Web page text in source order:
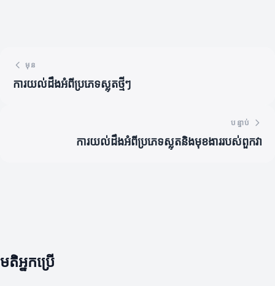
មុន
ការយល់ដឹងអំពីប្រភេទស្លុតថ្មីៗ
បន្ទាប់
ការយល់ដឹងអំពីប្រភេទស្លុតនិងមុខងាររបស់ពួកវា
មតិអ្នកប្រើ